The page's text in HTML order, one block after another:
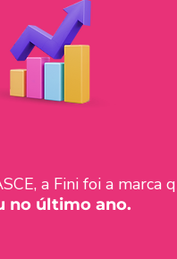
a Fini foi a marca
no último ano.